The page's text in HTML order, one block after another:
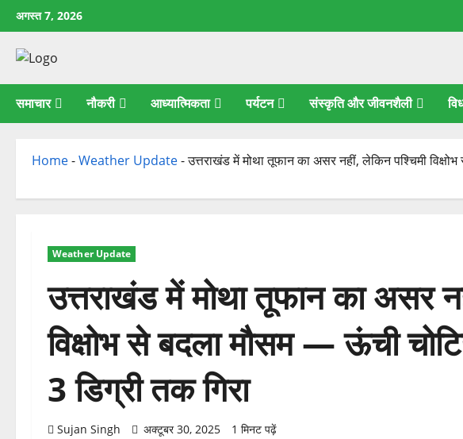
छोड़कर
सामग्री
अगस्त 7, 2026
समाचार नौकरी आध्यात्मिकता पर्यटन संस्कृति और जीवनशैली
Home-Weather Update-उत्तराखंड में मोथा तूफान का असर नहीं, लेकिन पश्चिमी
Weather Update
उत्तराखंड में मोथा तूफान का असर
विक्षोभ से बदला मौसम — ऊंची
3 डिग्री तक गिरा
Sujan Singh अक्टूबर 30, 2025 1 मिनट पढ़ें